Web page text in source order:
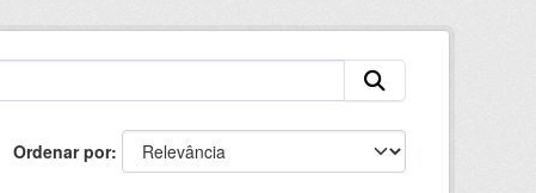
Ordenar por